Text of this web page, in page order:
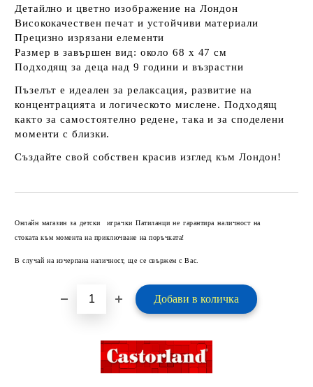
Детайлно и цветно изображение на Лондон
Висококачествен печат и устойчиви материали
Прецизно изрязани елементи
Размер в завършен вид: около 68 x 47 см
Подходящ за деца над 9 години и възрастни
Пъзелът е идеален за релаксация, развитие на
концентрацията и логическото мислене. Подходящ
както за самостоятелно редене, така и за споделени
моменти с близки.
Създайте свой собствен красив изглед към Лондон!
Онлайн магазин за детски играчки Патиланци не гарантира наличност на
стоката към момента на приключване на поръчката!
В случай на изчерпана наличност, ще се свържем с Вас.